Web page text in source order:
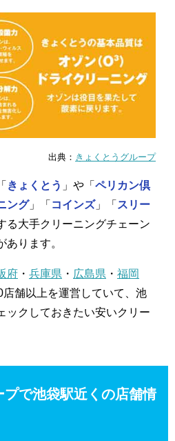
出典： きょくとうグループ
きょくとう 」や「 ペリカン倶
ング」「 コインズ」「 スリー
る大手クリーニングチェーン
あります。
府 ・ 兵庫県 ・ 広島県 ・ 福岡
店舗以上を運営していて、池
ックしておきたい安いクリー
プで池袋駅近くの店舗情